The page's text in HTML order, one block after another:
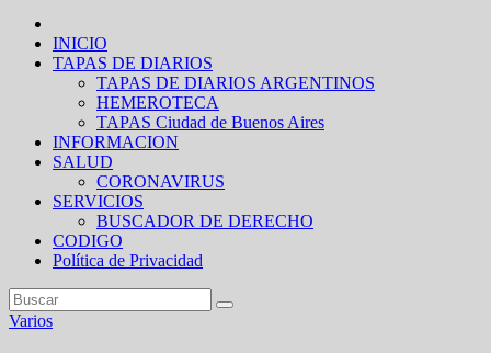
INICIO
TAPAS DE DIARIOS
TAPAS DE DIARIOS ARGENTINOS
HEMEROTECA
TAPAS Ciudad de Buenos Aires
INFORMACION
SALUD
CORONAVIRUS
SERVICIOS
BUSCADOR DE DERECHO
CODIGO
Política de Privacidad
Varios